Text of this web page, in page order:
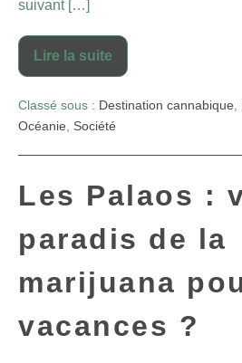
suivant […]
Lire la suite
Classé sous : Destination cannabique,
Océanie, Société
Les Palaos :
paradis de la
marijuana
vacances ?